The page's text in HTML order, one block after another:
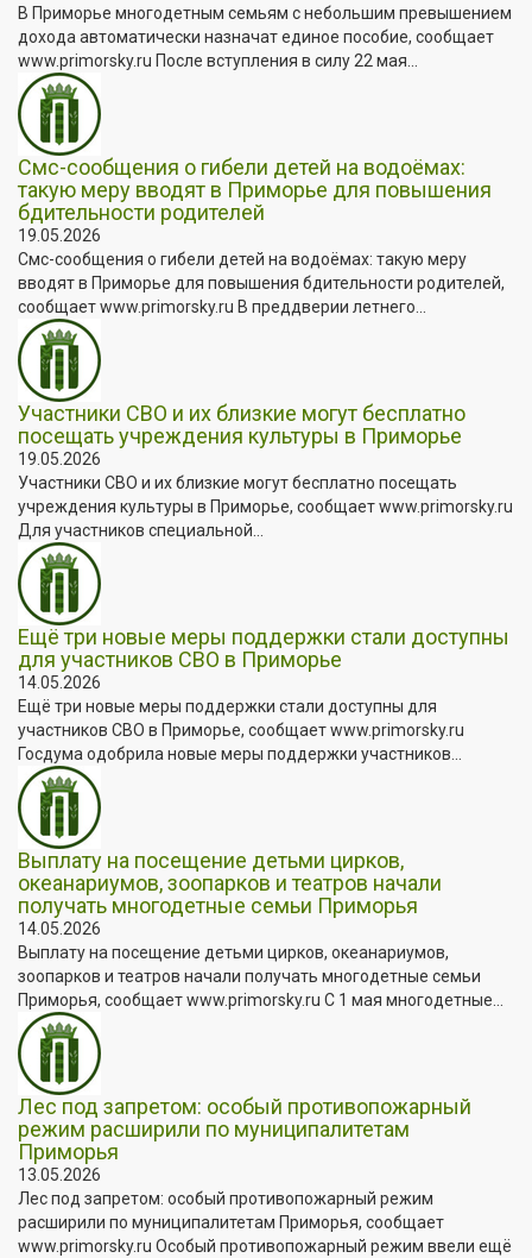
В Приморье многодетным семьям с небольшим превышением
дохода автоматически назначат единое пособие, сообщает
www.primorsky.ru После вступления в силу 22 мая...
Смс-сообщения о гибели детей на водоёмах:
такую меру вводят в Приморье для повышения
бдительности родителей
19.05.2026
Смс-сообщения о гибели детей на водоёмах: такую меру
вводят в Приморье для повышения бдительности родителей,
сообщает www.primorsky.ru В преддверии летнего...
Участники СВО и их близкие могут бесплатно
посещать учреждения культуры в Приморье
19.05.2026
Участники СВО и их близкие могут бесплатно посещать
учреждения культуры в Приморье, сообщает www.primorsky.ru
Для участников специальной...
Ещё три новые меры поддержки стали доступны
для участников СВО в Приморье
14.05.2026
Ещё три новые меры поддержки стали доступны для
участников СВО в Приморье, сообщает www.primorsky.ru
Госдума одобрила новые меры поддержки участников...
Выплату на посещение детьми цирков,
океанариумов, зоопарков и театров начали
получать многодетные семьи Приморья
14.05.2026
Выплату на посещение детьми цирков, океанариумов,
зоопарков и театров начали получать многодетные семьи
Приморья, сообщает www.primorsky.ru С 1 мая многодетные...
Лес под запретом: особый противопожарный
режим расширили по муниципалитетам
Приморья
13.05.2026
Лес под запретом: особый противопожарный режим
расширили по муниципалитетам Приморья, сообщает
www.primorsky.ru Особый противопожарный режим ввели ещё